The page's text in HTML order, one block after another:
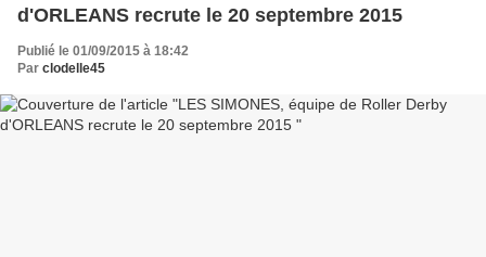
d'ORLEANS recrute le 20 septembre 2015
Publié le 01/09/2015 à 18:42
Par clodelle45